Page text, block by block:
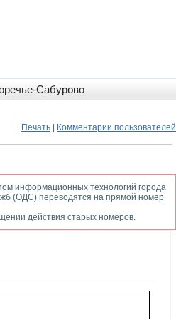
Сабурово
Печать Комментарии пользователей
информационных технологий города
(ОДС) переводятся на прямой номер
действия старых номеров.